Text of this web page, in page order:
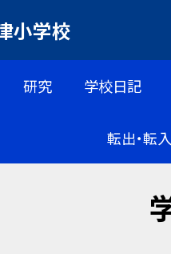
小学校
研究 学校日記
転出・転